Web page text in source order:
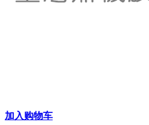
加入购物车